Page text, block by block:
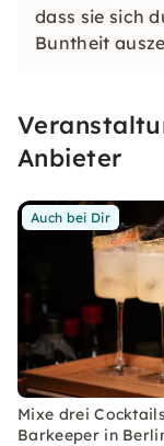
dass sie sich
Buntheit
erleben,
wirst.
Anbieter
Auch bei Dir
Mixe drei
Barkeeper in